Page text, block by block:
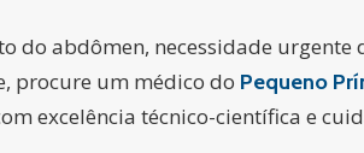
do abdômen, necessidade urgente
procure um médico do Pequeno
excelência técnico-científica e